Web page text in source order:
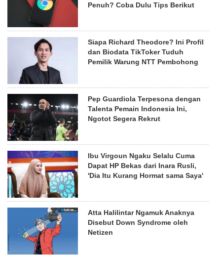
Penuh? Coba Dulu Tips Berikut
Siapa Richard Theodore? Ini Profil
dan Biodata TikToker Tuduh
Pemilik Warung NTT Pembohong
Pep Guardiola Terpesona dengan
Talenta Pemain Indonesia Ini,
Ngotot Segera Rekrut
Ibu Virgoun Ngaku Selalu Cuma
Dapat HP Bekas dari Inara Rusli,
'Dia Itu Kurang Hormat sama Saya'
Atta Halilintar Ngamuk Anaknya
Disebut Down Syndrome oleh
Netizen